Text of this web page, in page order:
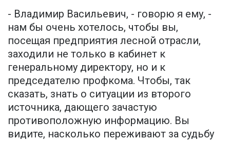
- Владимир Васильевич, - говорю я ему, -
нам бы очень хотелось, чтобы вы,
посещая предприятия лесной отрасли,
заходили не только в кабинет к
генеральному директору, но и к
председателю профкома. Чтобы, так
сказать, знать о ситуации из второго
источника, дающего зачастую
противоположную информацию. Вы
видите, насколько переживают за судьбу